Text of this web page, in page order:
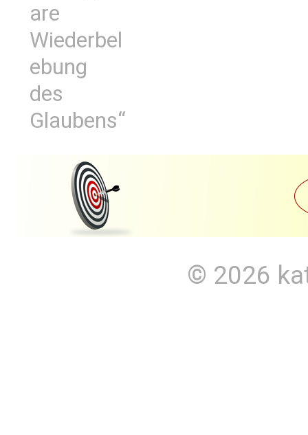
are
Wiederbel
ebung
des
Glaubens“
© 2026